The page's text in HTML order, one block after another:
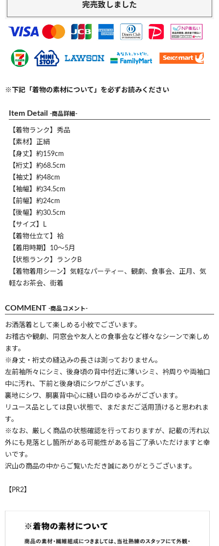
完売致しました
※下記「着物の素材について」を必ずお読みください
Item Detail -商品詳細-
【着物ランク】秀品
【素材】正絹
【身丈】約159cm
【裄丈】約68.5cm
【袖丈】約48cm
【袖幅】約34.5cm
【前幅】約24cm
【後幅】約30.5cm
【サイズ】L
【着物仕立て】袷
【着用時期】10～5月
【状態ランク】ランクB
【着物着用シーン】気軽なパーティー、観劇、食事会、正月、気
軽なお茶会、街着
COMMENT -商品コメント-
お洒落着として楽しめる小紋でございます。
お稽古や観劇、同窓会や友人との食事会など様々なシーンで楽しめ
ます。
※身丈・裄丈の縫込みの長さは測っておりません。
左前袖所々にシミ、後身頃の背中付近に薄いシミ、衿周りや両袖口
中に汚れ、下前と後身頃にシワがございます。
裏地にシワ、胴裏背中心に縫い目のゆるみがございます。
リユース品としては良い状態で、まだまだご活用頂けると思われま
す。
※なお、厳しく商品の状態確認を行っておりますが、記載の汚れ以
外にも見落とし箇所がある可能性がある旨ご了承いただけますと幸
いです。
沢山の商品の中からご覧いただき誠にありがとうございます。
【PR2】